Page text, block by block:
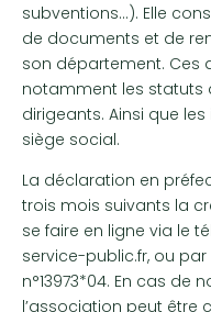
subventions…). Elle
de documents et de
son département. Ces
notamment les statuts
dirigeants. Ainsi que
siège social.
La déclaration en
trois mois suivants la
se faire en ligne via le
service-public.fr, ou
n°13973*04. En cas de
l’association peut être